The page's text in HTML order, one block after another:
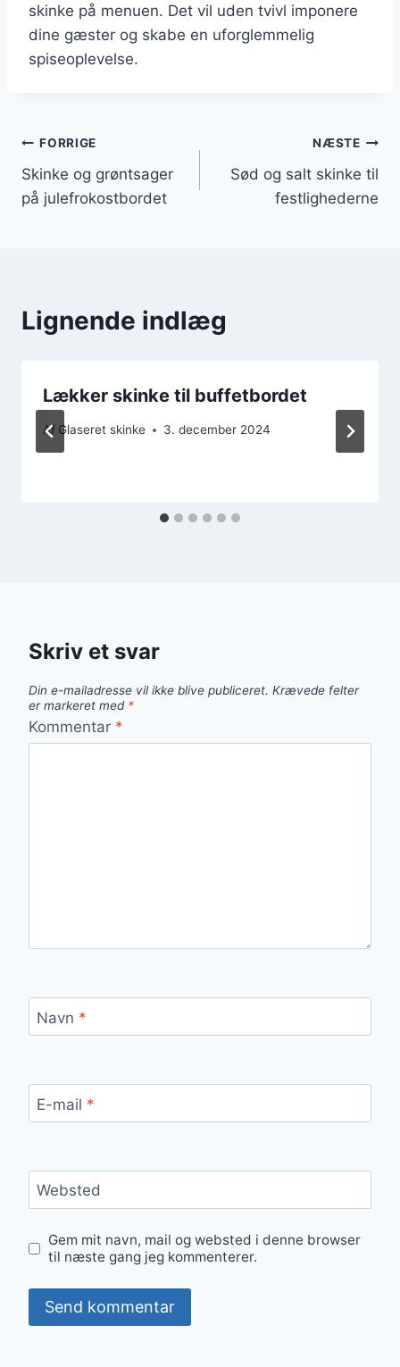
skinke på menuen. Det vil uden tvivl imponere
dine gæster og skabe en uforglemmelig
spiseoplevelse.
Indlægsnavigation
FORRIGE
Skinke og grøntsager
på julefrokostbordet
NÆSTE
Sød og salt skinke til
festlighederne
Lignende indlæg
Lækker skinke til buffetbordet
Af Glaseret skinke 3. december 2024
Skriv et svar
Din e-mailadresse vil ikke blive publiceret. Krævede felter
er markeret med *
Kommentar *
Navn *
E-mail *
Websted
Gem mit navn, mail og websted i denne browser
til næste gang jeg kommenterer.